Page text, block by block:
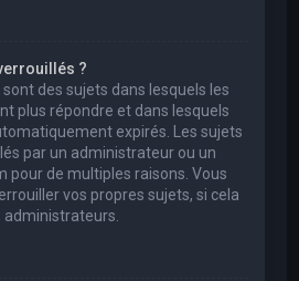
?
sont des sujets dans lesquels les
plus répondre et dans lesquels
expirés. Les sujets
par un administrateur ou un
pour de multiples raisons. Vous
vos propres sujets, si cela